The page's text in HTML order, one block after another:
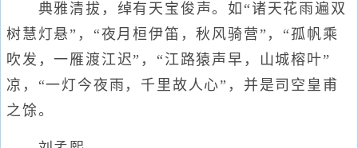
典雅清拔，绰有天宝俊声。如“诸天花雨遍双
树慧灯悬”，“夜月桓伊笛，秋风骑营”，“孤帆乘
吹发，一雁渡江迟”，“江路猿声早，山城榕叶”
凉，“一灯今夜雨，千里故人心”，并是司空皇甫
之馀。